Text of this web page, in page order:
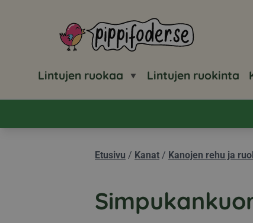
Pippifoder logo
Lintujen ruokaa Lintujen ruokinta
Etusivu / Kanat / Kanojen rehu ja